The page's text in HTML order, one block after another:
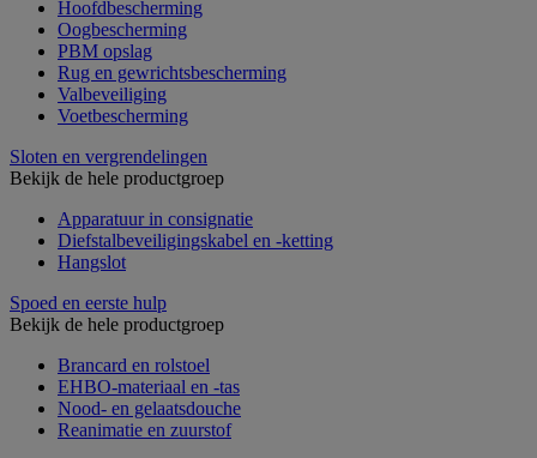
Hoofdbescherming
Oogbescherming
PBM opslag
Rug en gewrichtsbescherming
Valbeveiliging
Voetbescherming
Sloten en vergrendelingen
Bekijk de hele productgroep
Apparatuur in consignatie
Diefstalbeveiligingskabel en -ketting
Hangslot
Spoed en eerste hulp
Bekijk de hele productgroep
Brancard en rolstoel
EHBO-materiaal en -tas
Nood- en gelaatsdouche
Reanimatie en zuurstof